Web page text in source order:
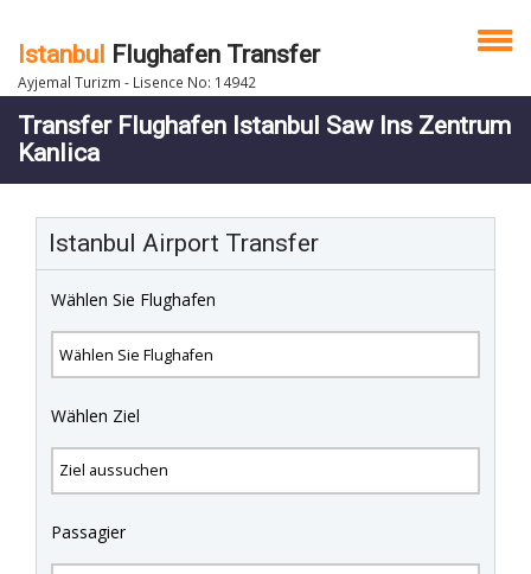
Istanbul Flughafen Transfer
Ayjemal Turizm - Lisence No: 14942
Transfer Flughafen Istanbul Saw Ins Zentrum
Kanlica
Istanbul Airport Transfer
Wählen Sie Flughafen
Wählen Ziel
Passagier